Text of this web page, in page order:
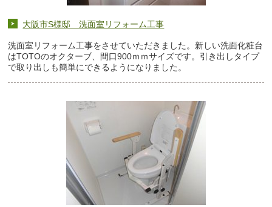
大阪市S様邸 洗面室リフォーム工事
洗面室リフォーム工事をさせていただきました。新しい洗面化粧台
はTOTOのオクターブ、間口900ｍｍサイズです。引き出しタイプ
で取り出しも簡単にできるようになりました。